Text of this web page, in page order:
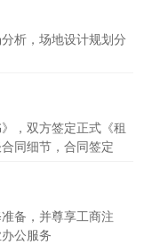
析，场地设计规划分
，双方签定正式《租
同细节，合同签定
备，并尊享工商注
公服务